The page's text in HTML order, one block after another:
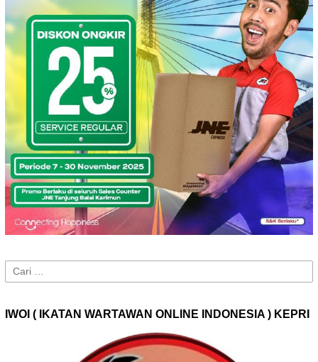
Cari
untuk:
IWOI ( IKATAN WARTAWAN ONLINE INDONESIA ) KEPRI